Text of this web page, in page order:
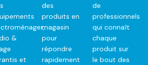
&
et
des
produits en
magasin
pour
répondre
rapidement
de
professionnels
qui connaît
chaque
produit sur
le bout des